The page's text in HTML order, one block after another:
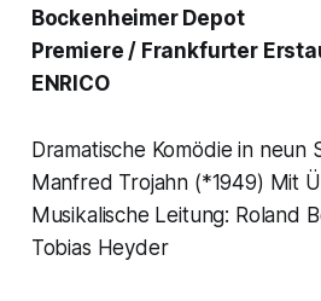
Bockenheimer Depot
Premiere / Frankfurter
ENRICO
Dramatische Komödie in neun
Manfred Trojahn (*1949) Mit
Musikalische Leitung: Roland
Tobias Heyder